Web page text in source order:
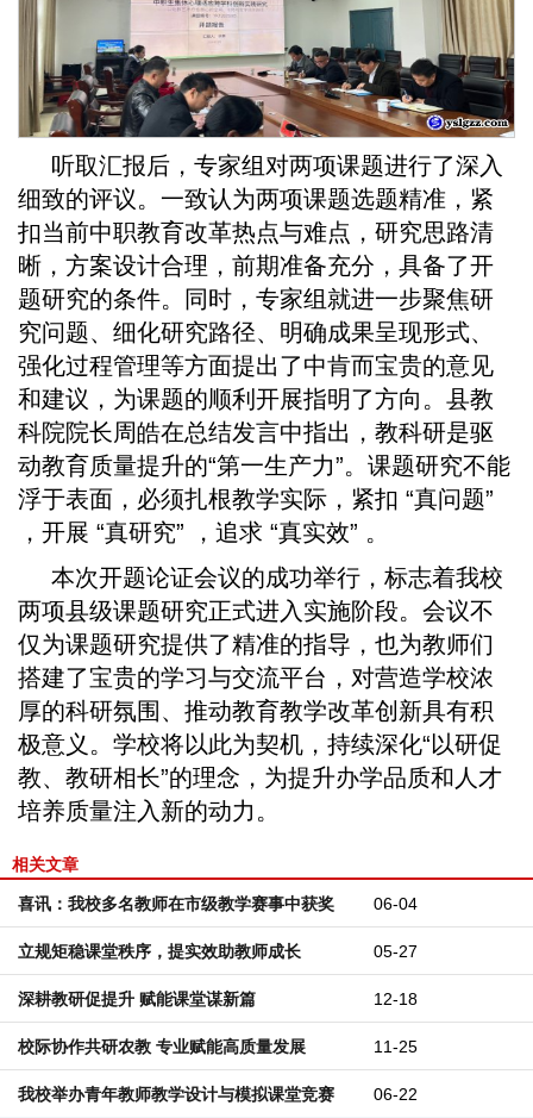
听取汇报后，专家组对两项课题进行了深入
细致的评议。一致认为两项课题选题精准，紧
扣当前中职教育改革热点与难点，研究思路清
晰，方案设计合理，前期准备充分，具备了开
题研究的条件。同时，专家组就进一步聚焦研
究问题、细化研究路径、明确成果呈现形式、
强化过程管理等方面提出了中肯而宝贵的意见
和建议，为课题的顺利开展指明了方向。县教
科院院长周皓在总结发言中指出，教科研是驱
动教育质量提升的“第一生产力”。课题研究不能
浮于表面，必须扎根教学实际，紧扣 “真问题”
，开展 “真研究” ，追求 “真实效” 。
本次开题论证会议的成功举行，标志着我校
两项县级课题研究正式进入实施阶段。会议不
仅为课题研究提供了精准的指导，也为教师们
搭建了宝贵的学习与交流平台，对营造学校浓
厚的科研氛围、推动教育教学改革创新具有积
极意义。学校将以此为契机，持续深化“以研促
教、教研相长”的理念，为提升办学品质和人才
培养质量注入新的动力。
相关文章
06-04
喜讯：我校多名教师在市级教学赛事中获奖
05-27
立规矩稳课堂秩序，提实效助教师成长
12-18
深耕教研促提升 赋能课堂谋新篇
11-25
校际协作共研农教 专业赋能高质量发展
06-22
我校举办青年教师教学设计与模拟课堂竞赛